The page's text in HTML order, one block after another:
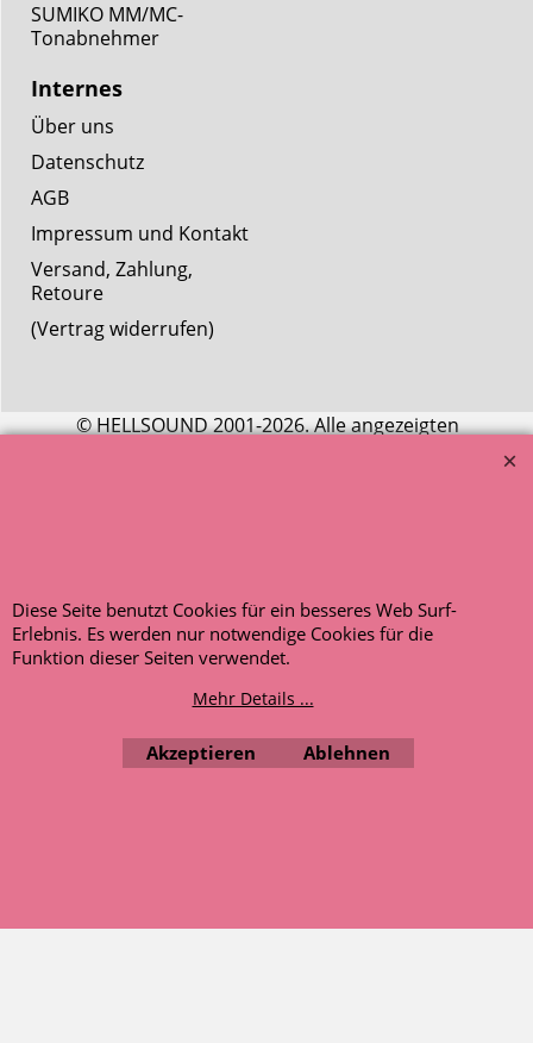
SUMIKO MM/MC-
Tonabnehmer
Internes
Über uns
Datenschutz
AGB
Impressum und Kontakt
Versand, Zahlung,
Retoure
(Vertrag widerrufen)
© HELLSOUND 2001-2026. Alle angezeigten
SEHR GUT
120 Bewertungen
Bewertungen
Diese Seite benutzt Cookies für ein besseres Web Surf-
Erlebnis. Es werden nur notwendige Cookies für die
Funktion dieser Seiten verwendet.
Mehr Details ...
Akzeptieren Ablehnen